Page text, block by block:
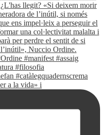
a la vida» i